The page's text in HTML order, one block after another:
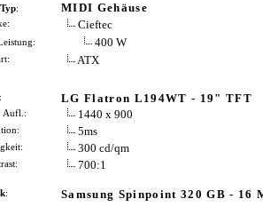
: MIDI Gehäuse
Cieftec
400 W
ATX
: LG Flatron L194WT - 19" TFT
Aufl.: 1440 x 900
5ms
300 cd/qm
700:1
: Samsung Spinpoint 320 GB - 16